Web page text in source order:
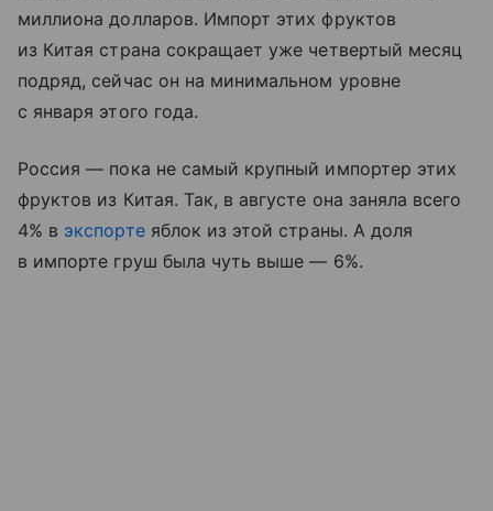
миллиона долларов. Импорт этих фруктов
из Китая страна сокращает уже четвертый месяц
подряд, сейчас он на минимальном уровне
с января этого года.
Россия — пока не самый крупный импортер этих
фруктов из Китая. Так, в августе она заняла всего
4% в экспортеяблок из этой страны. А доля
в импорте груш была чуть выше — 6%.